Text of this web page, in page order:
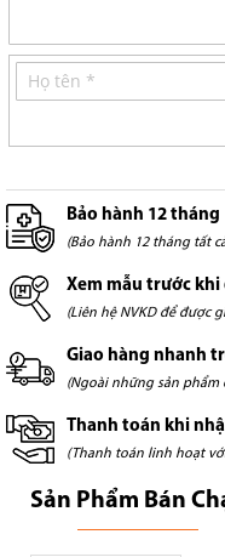
Bảo hành 12 tháng
(Bảo hành 12 tháng tất
Xem mẫu trước khi
(Liên hệ NVKD để được
Giao hàng nhanh
(Ngoài những sản phẩm
Thanh toán khi
(Thanh toán linh hoạt
Sản Phẩm Bán